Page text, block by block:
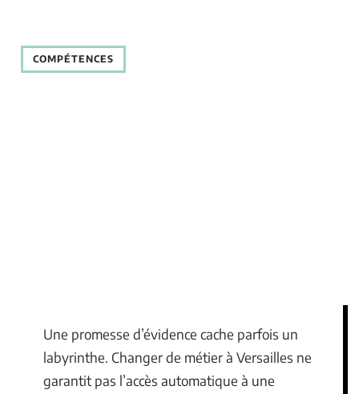
COMPÉTENCES
Une promesse d’évidence cache parfois un
labyrinthe. Changer de métier à Versailles ne
garantit pas l’accès automatique à une